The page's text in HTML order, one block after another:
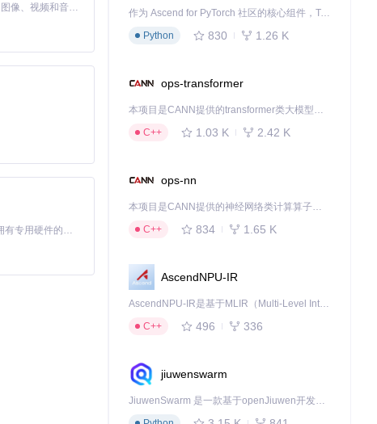
MiniMax H3 是一个通用的全模态生成系统。它支持对由文本、图像、视频和音频组成的多模态上下文进行统一理解，并能生成分辨率高达 2K、时长可达 15 秒的带原生立体声音频的视频。得益于面向任务泛化的系统设计，H3 在预训练阶段就已具备广泛的多模态上下文理解与生成能力，能够出色地执行复杂的多模态指令。
基于Python的Xiaozhi AI，适用于想要完整Xiaozhi体验而无需拥有专用硬件的用户。
作为 Ascend for PyTorch 社区的核心组件，TorchNPU 是昇腾专为 PyTorch 打造的深度学习适配插件，使 PyTorch 框架能够直接调用昇腾 NPU，为开发者提供昇腾 AI 处理器的超强算力。
Python
830 1.26 K
ops-transformer
本项目是CANN提供的transformer类大模型算子库，实现网络在NPU上加速计算。
C++
1.03 K 2.42 K
ops-nn
本项目是CANN提供的神经网络类计算算子库，实现网络在NPU上加速计算。
C++
834 1.65 K
AscendNPU-IR
AscendNPU-IR是基于MLIR（Multi-Level Intermediate Representation）构建的，面向昇腾亲和算子编译时使用的中间表示，提供昇腾完备表达能力，通过编译优化提升昇腾AI处理器计算效率，支持通过生态框架使能昇腾AI处理器与深度调优
C++
496 336
jiuwenswarm
JiuwenSwarm 是一款基于openJiuwen开发的智能AI Agent，它能够将大语言模型的强大能力，通过你日常使用的各类通讯应用，直接延伸至你的指尖。